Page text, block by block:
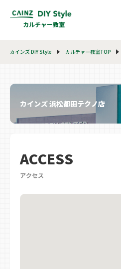
カルチャー教室
カインズ DIY Style カルチャー教室TOP
カインズ 浜松都田テクノ店
ACCESS
アクセス